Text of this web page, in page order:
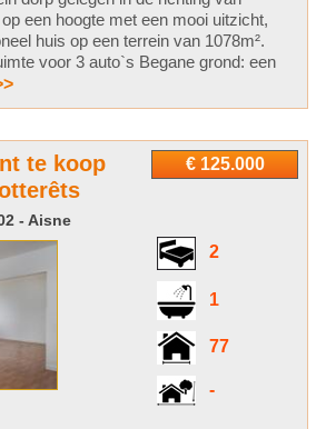
een hoogte met een mooi uitzicht,
huis op een terrein van 1078m².
voor 3 auto`s Begane grond: een
€ 125.000
te koop
- Aisne
2
1
77
-